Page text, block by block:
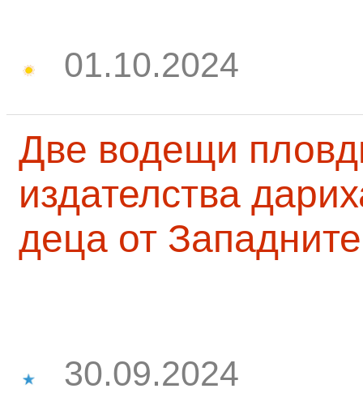
01.10.2024
Две водещи
издателства
деца от
30.09.2024